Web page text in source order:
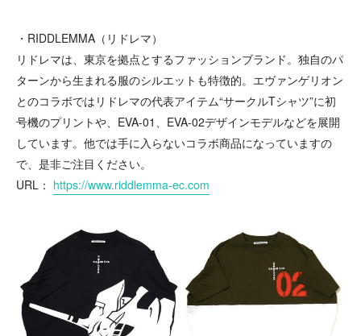
・RIDDLEMMA（リドレマ）
リドレマは、東京を拠点とするファッションブランド。独自のパ
ターンから生まれる服のシルエットも特徴的。エヴァンゲリオン
とのコラボではリドレマの代表アイテム“サークルTシャツ”に初
号機のプリントや、EVA-01、EVA-02デザインモデルなどを展開
しています。他では手に入らないコラボ商品になっていますの
で、是非ご注目ください。
URL： https://www.riddlemma-ec.com